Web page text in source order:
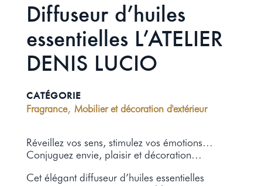
Diffuseur d’huiles
essentielles L’ATELIER
DENIS LUCIO
CATÉGORIE
Fragrance, Mobilier et décoration d'extérieur
Réveillez vos sens, stimulez vos émotions…
Conjuguez envie, plaisir et décoration…
Cet élégant diffuseur d’huiles essentielles